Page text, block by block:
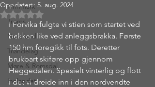
Finnmark
Troms
Nordland
Trøndelag
Møre & Romsdal
Innlandet
Oppdatert: 5. aug. 2024
Gitt NaN av 5 stjerner.
I Forvika fulgte vi stien som startet ved
bekken like ved anleggsbrakka. Første
150 hm foregikk til fots. Deretter
brukbart skiføre opp gjennom
Heggedalen. Spesielt vinterlig og flott
i det vi dreide inn i den nordvendte